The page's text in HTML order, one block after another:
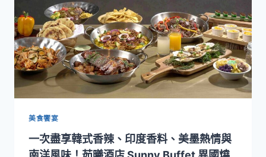
美食饗宴
一次盡享韓式香辣、印度香料、美墨熱情與